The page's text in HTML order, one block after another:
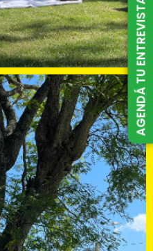
AGENDÁ TU ENTREVISTA